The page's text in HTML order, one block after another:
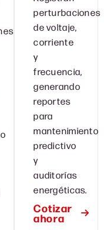
perturbaciones
de voltaje,
corriente
y
frecuencia,
generando
reportes
para
mantenimiento
predictivo
y
auditorías
energéticas.
Cotizar
ahora